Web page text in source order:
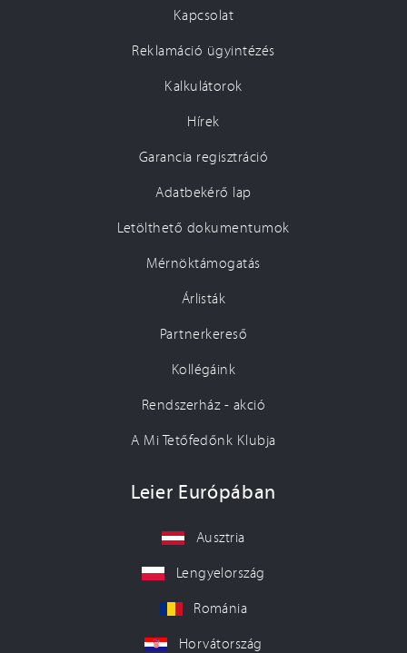
Kapcsolat
Reklamáció ügyintézés
Kalkulátorok
Hírek
Garancia regisztráció
Adatbekérő lap
Letölthető dokumentumok
Mérnöktámogatás
Árlisták
Partnerkereső
Kollégáink
Rendszerház - akció
A Mi Tetőfedőnk Klubja
Leier Európában
Ausztria
Lengyelország
Románia
Horvátország